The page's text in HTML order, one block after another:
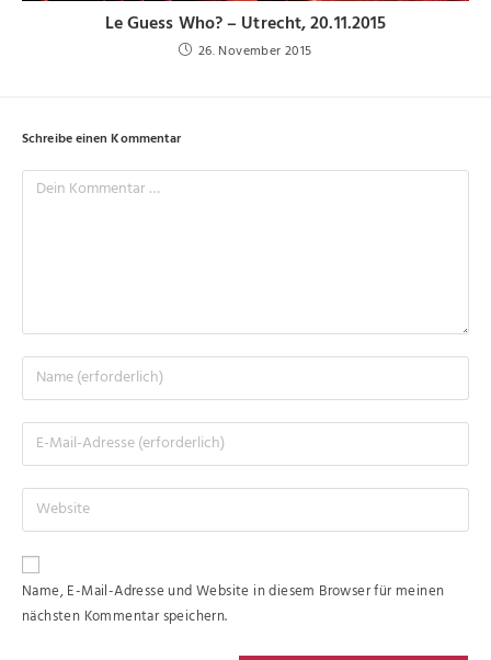
Le Guess Who? – Utrecht, 20.11.2015
26. November 2015
Schreibe einen Kommentar
Name, E-Mail-Adresse und Website in diesem Browser für meinen
nächsten Kommentar speichern.